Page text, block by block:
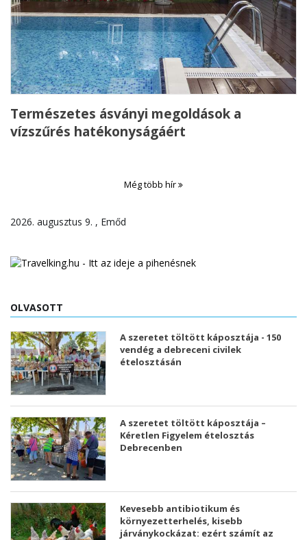
Természetes ásványi megoldások a
vízszűrés hatékonyságáért
Még több hír
2026. augusztus 9. , Emőd
OLVASOTT
A szeretet töltött káposztája - 150
vendég a debreceni civilek
ételosztásán
A szeretet töltött káposztája –
Kéretlen Figyelem ételosztás
Debrecenben
Kevesebb antibiotikum és
környezetterhelés, kisebb
járványkockázat: ezért számít az